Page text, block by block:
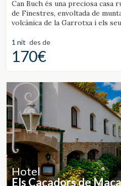
Can Buch és una preciosa casa
de Finestres, envoltada de
volcànica de la Garrotxa i els
1 nit des de
170€
Hotel
Els Caçadors de